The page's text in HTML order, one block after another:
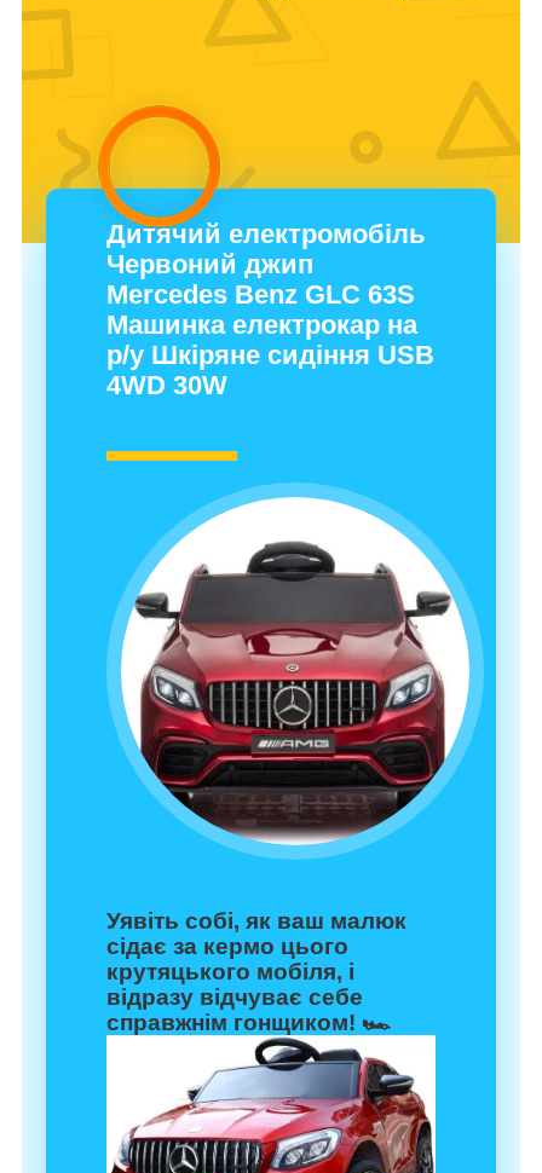
Дитячий електромобіль
Червоний джип
Mercedes Benz GLC 63S
Машинка електрокар на
р/у Шкіряне сидіння USB
4WD 30W
Уявіть собі, як ваш малюк
сідає за кермо цього
крутяцького мобіля, і
відразу відчуває себе
справжнім гонщиком! 🏎️